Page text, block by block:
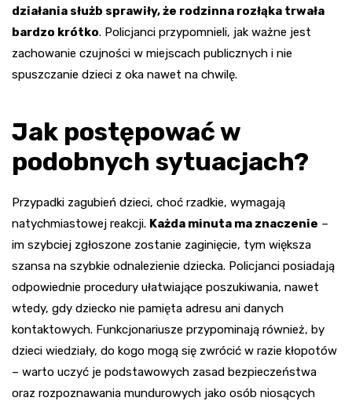
działania służb sprawiły, że rodzinna rozłąka trwała
bardzo krótko. Policjanci przypomnieli, jak ważne jest
zachowanie czujności w miejscach publicznych i nie
spuszczanie dzieci z oka nawet na chwilę.
Jak postępować w
podobnych sytuacjach?
Przypadki zagubień dzieci, choć rzadkie, wymagają
natychmiastowej reakcji. Każda minuta ma znaczenie –
im szybciej zgłoszone zostanie zaginięcie, tym większa
szansa na szybkie odnalezienie dziecka. Policjanci posiadają
odpowiednie procedury ułatwiające poszukiwania, nawet
wtedy, gdy dziecko nie pamięta adresu ani danych
kontaktowych. Funkcjonariusze przypominają również, by
dzieci wiedziały, do kogo mogą się zwrócić w razie kłopotów
– warto uczyć je podstawowych zasad bezpieczeństwa
oraz rozpoznawania mundurowych jako osób niosących